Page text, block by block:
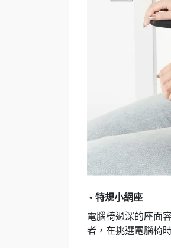
• 特規小網座
電腦椅過深的座面
者，在挑選電腦椅